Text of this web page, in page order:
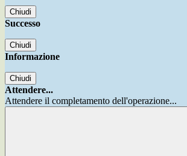
Chiudi
Successo
Chiudi
Informazione
Chiudi
Attendere...
Attendere il completamento dell'operazione...